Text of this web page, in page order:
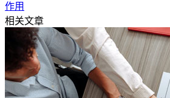
作用
相关文章